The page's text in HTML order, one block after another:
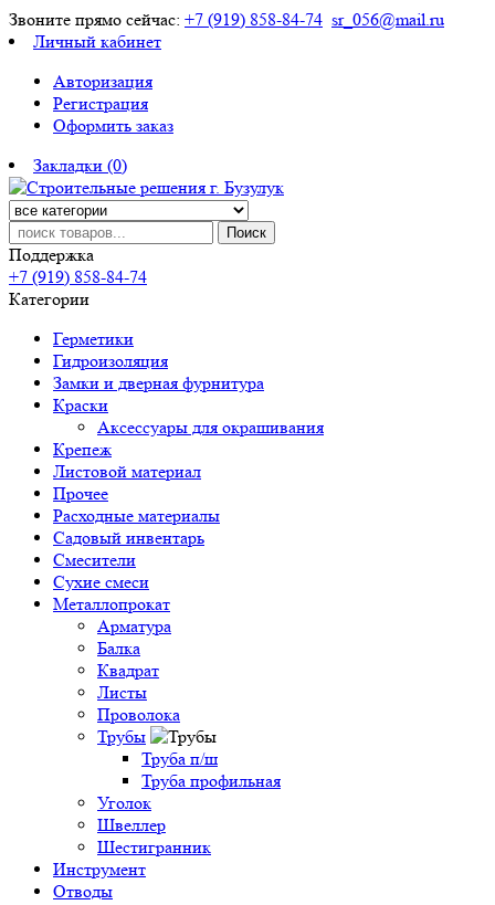
Звоните прямо сейчас: +7 (919) 858-84-74 sr_056@mail.ru
Личный кабинет
Авторизация
Регистрация
Оформить заказ
Закладки (0)
Поиск
Поддержка
+7 (919) 858-84-74
Категории
Герметики
Гидроизоляция
Замки и дверная фурнитура
Краски
Аксессуары для окрашивания
Крепеж
Листовой материал
Прочее
Расходные материалы
Садовый инвентарь
Смесители
Сухие смеси
Металлопрокат
Арматура
Балка
Квадрат
Листы
Проволока
Трубы
Труба п/ш
Труба профильная
Уголок
Швеллер
Шестигранник
Инструмент
Отводы